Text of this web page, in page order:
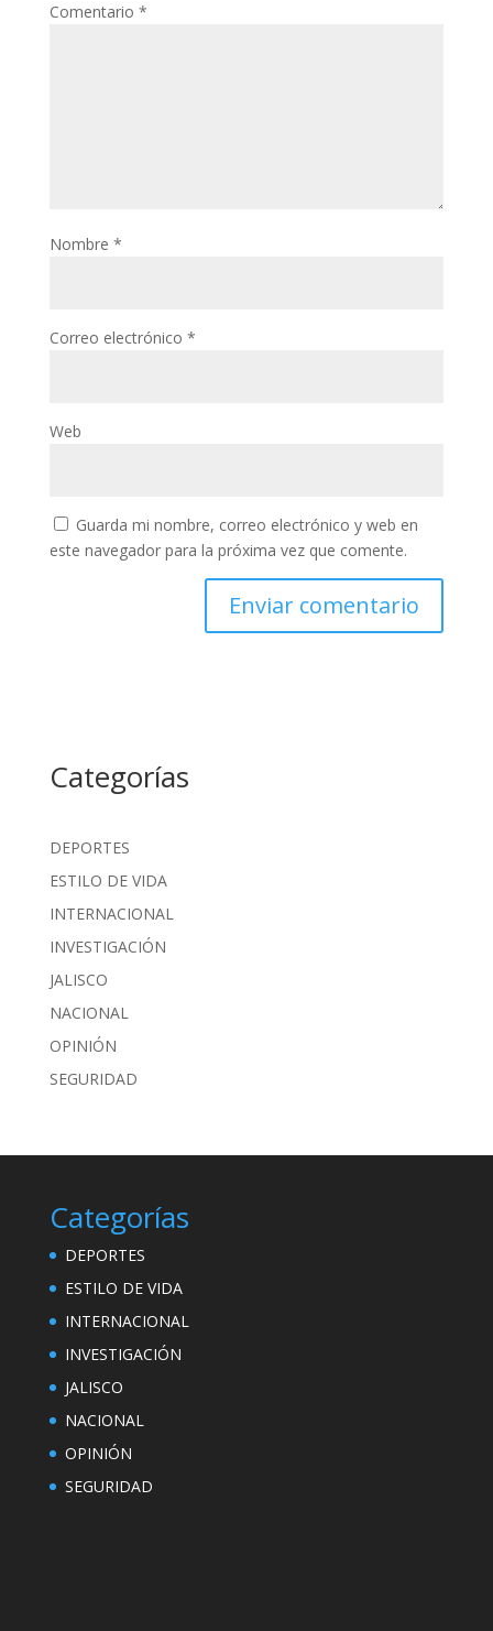
Comentario *
Nombre *
Correo electrónico *
Web
Guarda mi nombre, correo electrónico y web en
este navegador para la próxima vez que comente.
Categorías
DEPORTES
ESTILO DE VIDA
INTERNACIONAL
INVESTIGACIÓN
JALISCO
NACIONAL
OPINIÓN
SEGURIDAD
Categorías
DEPORTES
ESTILO DE VIDA
INTERNACIONAL
INVESTIGACIÓN
JALISCO
NACIONAL
OPINIÓN
SEGURIDAD